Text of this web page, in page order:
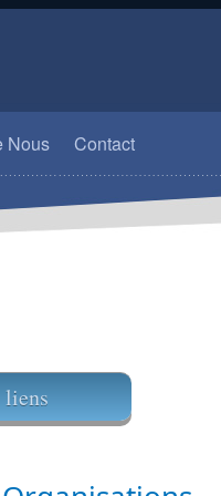
Nous Contact
liens​​​